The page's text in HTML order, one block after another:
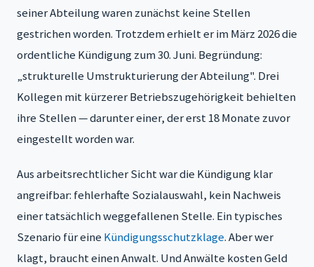
seiner Abteilung waren zunächst keine Stellen
gestrichen worden. Trotzdem erhielt er im März 2026 die
ordentliche Kündigung zum 30. Juni. Begründung:
„strukturelle Umstrukturierung der Abteilung". Drei
Kollegen mit kürzerer Betriebszugehörigkeit behielten
ihre Stellen — darunter einer, der erst 18 Monate zuvor
eingestellt worden war.
Aus arbeitsrechtlicher Sicht war die Kündigung klar
angreifbar: fehlerhafte Sozialauswahl, kein Nachweis
einer tatsächlich weggefallenen Stelle. Ein typisches
Szenario für eine Kündigungsschutzklage. Aber wer
klagt, braucht einen Anwalt. Und Anwälte kosten Geld